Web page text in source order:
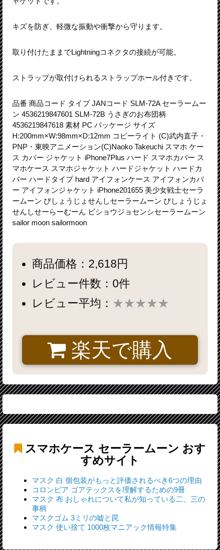
キズを防ぎ、軽微な振動や衝撃から守ります。
取り付けたままでLightningコネクタの接続が可能。
ストラップが取付けられるストラップホール付きです。
品番 商品コード タイプ JANコード SLM-72A セーラームー
ン 4536219847601 SLM-72B うさぎのお布団柄
4536219847618 素材 PC パッケージ サイズ
H:200mm×W:98mm×D:12mm コピーライト (C)武内直子・
PNP・東映アニメーション(C)Naoko Takeuchi スマホ ケー
ス カバー ジャケット iPhone7Plus ハード スマホカバー ス
マホケース スマホジャケット ハードジャケット ハードカ
バー ハードタイプ hard アイフォンケース アイフォンカバ
ー アイフォンジャケット iPhone201655 美少女戦士セーラ
ームーン びしょうじょせんしセーラームーン びしょうじょ
せんしせーらーむーん ビショウジョセンシセーラームーン
sailor moon sailormoon
商品価格：2,618円
レビュー件数：0件
レビュー平均： ★★★★★
楽天で購入
スマホケース セーラームーン おす
すめサイト
マスク 白 個包装がもっと評価されるべき6つの理由
コロンビア ゴアテックスを理解するための9冊
マスク 布 おしゃれについて私が知っている二、三の
事柄
マスクゴム 3ミリの嘘と罠
マスク 使い捨て 1000枚マニアック情報特集